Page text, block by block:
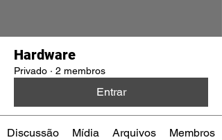
Hardware
Privado · 2 membros
Entrar
Discussão Mídia Arquivos Membros